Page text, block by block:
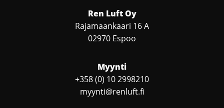
Ren Luft Oy
Rajamaankaari 16 A
02970 Espoo
Myynti
+358 (0) 10 2998210
myynti@renluft.fi